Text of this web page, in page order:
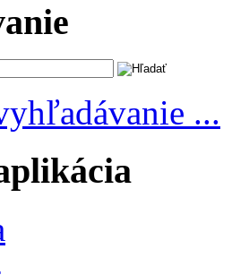
...